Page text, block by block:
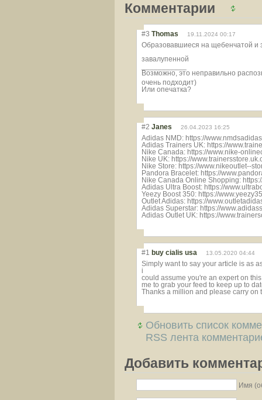
Комментарии
#3 Thomas 19.11.2024 00:17
Образовавшиеся на щебенчатой и
завалупенной
Возможно, это неправильно
очень подходит)
Или опечатка?
#2 Janes 26.04.2023 16:25
Adidas NMD: https://
Adidas Trainers UK: https://
Nike Canada: https://www.nike-
Nike UK: https://
Nike Store: https://www.nikeoutlet--
Pandora Bracelet: https://
Nike Canada Online Shopping:
Adidas Ultra Boost: https://
Yeezy Boost 350: https://
Outlet Adidas: https://
Adidas Superstar: https://
Adidas Outlet UK: https://
#1 buy cialis usa 13.05.2020 04:44
Simply want to say your article is as
i
could assume you're an expert on
me to grab your feed to keep up to
Thanks a million and please carry on
Обновить список
RSS лента
Добавить
Имя